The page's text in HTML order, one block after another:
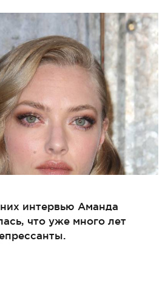
интервью Аманда
что уже много лет